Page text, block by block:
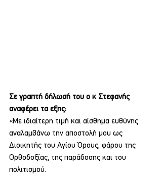
Σε γραπτή δήλωσή του ο κ Στεφανής
αναφέρει τα εξης:
«Με ιδιαίτερη τιμή και αίσθημα ευθύνης
αναλαμβάνω την αποστολή μου ως
Διοικητής του Αγίου Όρους, φάρου της
Ορθοδοξίας, της παράδοσης και του
πολιτισμού.